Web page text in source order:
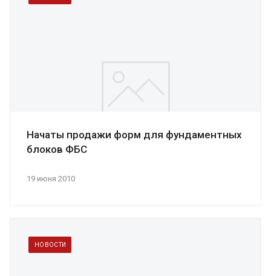
Начаты продажи форм для фундаментных
блоков ФБС
19 июня 2010
НОВОСТИ